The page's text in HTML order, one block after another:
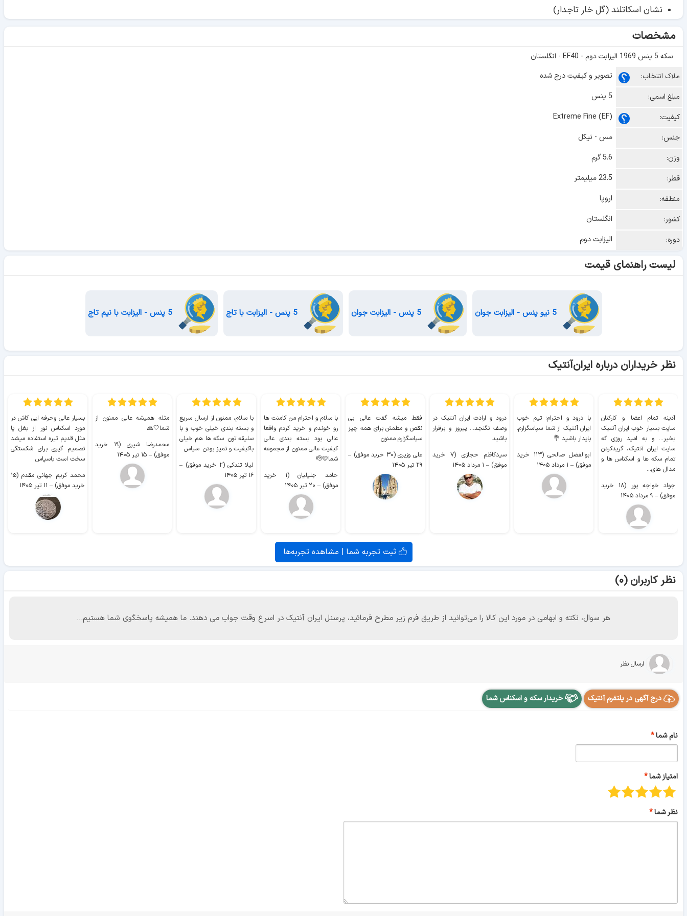
نشان اسکاتلند (گل خار تاجدار)
مشخصات
سکه 5 پنس 1969 الیزابت دوم - EF40 - انگلستان
ملاک انتخاب:
تصویر و کیفیت درج شده
مبلغ اسمی:
5 پنس
کیفیت:
Extreme Fine (EF)
جنس:
مس - نیکل
وزن:
5.6 گرم
قطر:
23.5 میلیمتر
منطقه:
اروپا
کشور:
انگلستان
دوره:
الیزابت دوم
لیست راهنمای قیمت
5 نیو پنس - الیزابت جوان 5 پنس - الیزابت جوان 5 پنس - الیزابت با تاج 5 پنس - الیزابت با نیم تاج
نظر خریداران درباره ایران‌آنتیک
آدینه تمام اعضا و کارکنان
سایت بسیار خوب ايران آنتیک
بخیر... و به امید روزی که
سایت ايران آنتیک، گریدکردن
تمام سکه ها و اسکناس ها و
مدال های...
جواد خواجه پور (۱۸ خرید
موفق) – ۹ مرداد ۱۴۰۵
با درود و احترام؛ تیم خوب
ایران آنتیک از شما سپاسگزارم.
پایدار باشید 💐
ابوالفضل صالحی (۱۱۳ خرید
موفق) – ۱ مرداد ۱۴۰۵
درود و ارادت ایران آنتیک در
وصف نگنجد... پیروز و برقرار
باشید
سیدکاظم حجازی (۷ خرید
موفق) – ۱ مرداد ۱۴۰۵
فقط میشه گفت عالی بی
نقص و مطمئن برای همه چیز
سپاسگزارم ممنون
علی وزیری (۳۰ خرید موفق)
–
۲۹ تیر ۱۴۰۵
با سلام و احترام من کامنت ها
رو خوندم و خرید کردم واقعا
عالی بود بسته بندی عالی
کیفیت عالی ممنون از مجموعه
شما🫡🩷
حامد جلیلیان (۱ خرید
موفق) – ۲۰ تیر ۱۴۰۵
با سلام، ممنون از ارسال سریع
و بسته بندی خیلی خوب و با
سلیقه تون. سکه ها هم خیلی
باکیفیت و تمیز بودن. سپاس
لیلا تندکی (۲ خرید موفق)
–
۱۶ تیر ۱۴۰۵
مثله همیشه عالی ممنون از
شما🤍🙏
محمدرضا شیری (۱۹ خرید
موفق) – ۱۵ تیر ۱۴۰۵
بسیار عالی وحرفه ایی کاش در
مورد اسکناس نور از بغل یا
مثل قدیم تیره استفاده میشد
تصمیم گیری برای شکستگی
سخت است باسپاس
محمد کریم جهانی مقدم (۱۵
خرید موفق) – ۱۱ تیر ۱۴۰۵
ثبت تجربه شما | مشاهده تجربه‌ها
نظر کاربران (۰)
هر سوال، نکته و ابهامی در مورد این کالا را می‌توانید از طریق فرم زیر مطرح فرمائید، پرسنل ایران آنتیک در اسرع وقت جواب می دهند. ما همیشه پاسخگوی شما هستیم...
ارسال نظر
درج آگهی در پلتفرم آنتیک خریدار سکه و اسکناس شما
نام شما
امتیاز شما
نظر شما